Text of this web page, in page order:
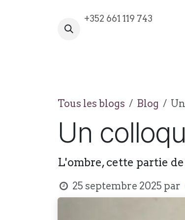
+352 661 119 743
Tous les blogs Blog
Un
L'ombre, cette partie
25 septembre 2025 par